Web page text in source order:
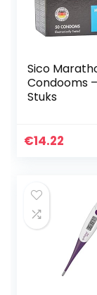
Sico
Condooms
Stuks
€14.22